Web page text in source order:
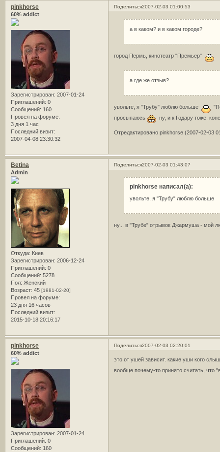
Поделиться2007-02-03 01:00:53
pinkhorse
60% addict
Зарегистрирован: 2007-01-24
Приглашений: 0
Сообщений: 160
Провел на форуме:
3 дня 1 час
Последний визит:
2007-04-08 23:30:32
а в каком? и в каком городе?
город Пермь, кинотеатр "Премьер"
а где же отзыв?
увольте, я "Трубу" люблю больше
просыпаюсь
ну, и к Годару тоже,
Отредактировано pinkhorse (2007-02-03
Поделиться2007-02-03 01:43:07
Betina
Admin
Откуда: Киев
Зарегистрирован: 2006-12-24
Приглашений: 0
Сообщений: 5278
Пол: Женский
Возраст: 45 [1981-02-20]
Провел на форуме:
23 дня 16 часов
Последний визит:
2015-10-18 20:16:17
pinkhorse написал(а):
увольте, я "Трубу" люблю больше
ну... в "Трубе" отрывок Джармуша - мой
Поделиться2007-02-03 02:20:01
pinkhorse
60% addict
Зарегистрирован: 2007-01-24
Приглашений: 0
Сообщений: 160
это от ушей зависит. какие уши кого
вообще почему-то принято считать, что